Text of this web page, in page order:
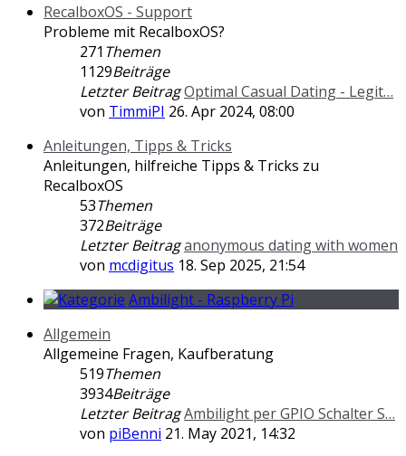
RecalboxOS - Support
Probleme mit RecalboxOS?
271 Themen
1129Beiträge
Letzter BeitragOptimal Сasual Dating - Legit…
von TimmiPI 26. Apr 2024, 08:00
Anleitungen, Tipps & Tricks
Anleitungen, hilfreiche Tipps & Tricks zu
RecalboxOS
53Themen
372Beiträge
Letzter Beitraganonymous dating with women
von mcdigitus 18. Sep 2025, 21:54
Ambilight - Raspberry Pi
Allgemein
Allgemeine Fragen, Kaufberatung
519Themen
3934Beiträge
Letzter BeitragAmbilight per GPIO Schalter S…
von piBenni 21. May 2021, 14:32